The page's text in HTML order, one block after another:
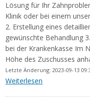
Lösung für Ihr
Klinik oder bei einem
2. Erstellung eines
gewünschte Behandlung
bei der Krankenkasse Im
Höhe des Zuschusses
Letzte Änderung: 2023-09-13
Weiterlesen